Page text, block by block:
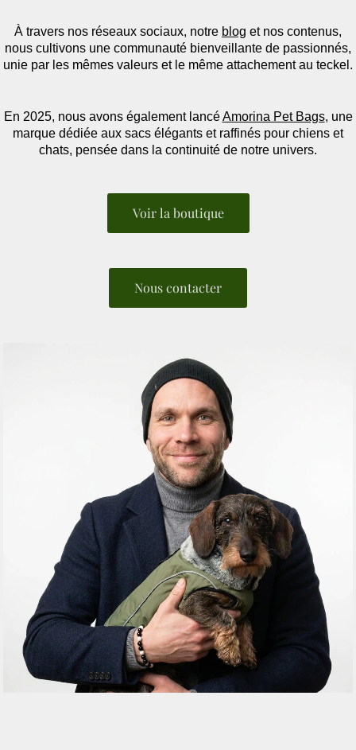
À travers nos réseaux sociaux, notre blog et nos contenus,
nous cultivons une communauté bienveillante de passionnés,
unie par les mêmes valeurs et le même attachement au teckel.
En 2025, nous avons également lancéAmorina Pet Bags, une
marque dédiée aux sacs élégants et raffinés pour chiens et
chats, pensée dans la continuité de notre univers.
Voir la boutique
Nous contacter